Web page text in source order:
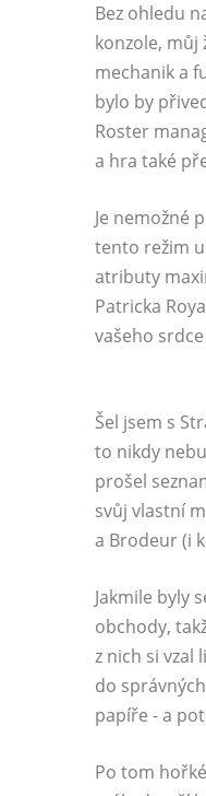
Bez ohledu
konzole, můj
mechanik a
bylo by
Roster
a hra také
Je nemožné
tento režim
atributy
Patricka
vašeho
Šel jsem s
to nikdy
prošel
svůj vlastní
a Brodeur (i
Jakmile byly
obchody,
z nich si vzal
do
papíře - a
Po tom